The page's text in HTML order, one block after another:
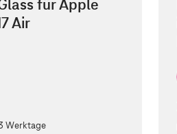
für Apple
Air
Werktage